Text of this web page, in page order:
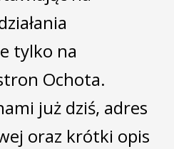
tylko na
Ochota.
już dziś, adres
oraz krótki opis